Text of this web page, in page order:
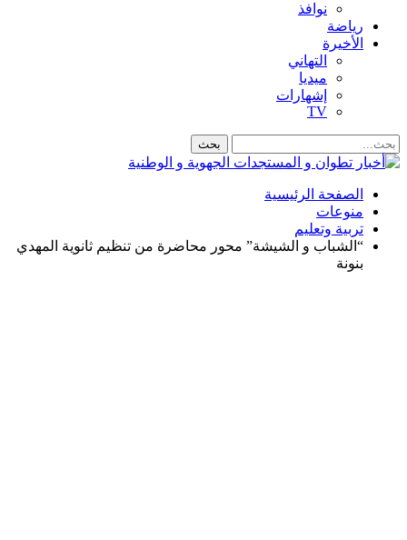
نوافذ
رياضة
الأخيرة
التهاني
ميديا
إشهارات
TV
الصفحة الرئيسية
منوعات
تربية وتعليم
“الشباب و الشيشة” محور محاضرة من تنظيم ثانوية المهدي
بنونة